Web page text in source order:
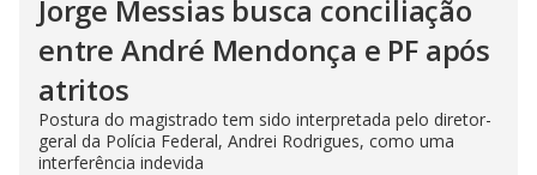
Jorge Messias busca conciliação
entre André Mendonça e PF após
atritos
Postura do magistrado tem sido interpretada pelo diretor-
geral da Polícia Federal, Andrei Rodrigues, como uma
interferência indevida